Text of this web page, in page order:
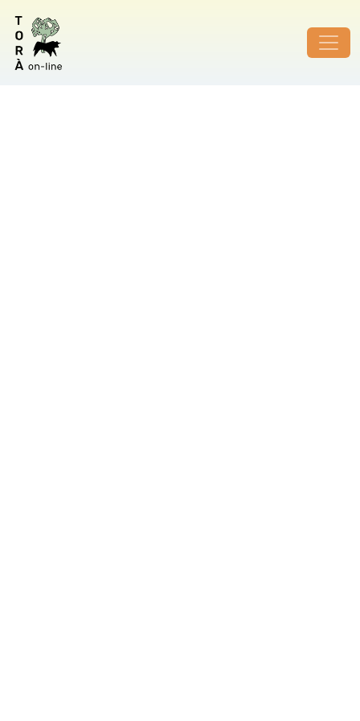
ID de foto no vàlid